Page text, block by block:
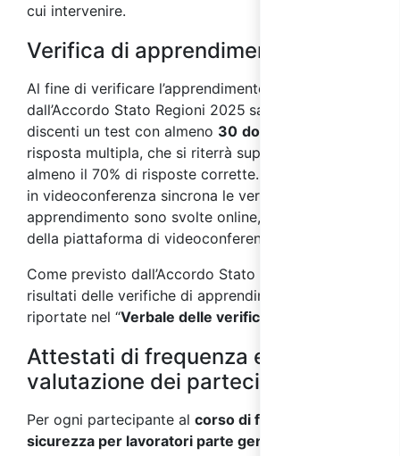
cui intervenire.
Verifica di apprendimento
Al fine di verificare l’apprendimento, come previsto
dall’Accordo Stato Regioni 2025 sarà sottoposto ai
discenti un test con almeno 30 domande
risposta multipla, che si riterrà superato con
almeno il 70% di risposte corrette. Nei corsi svolti
in videoconferenza sincrona le verifiche di
apprendimento sono svolte online, per mezzo
della piattaforma di videoconferenza.
Come previsto dall’Accordo Stato Regioni 2025, i
risultati delle verifiche di apprendimento saranno
riportate nel “Verbale delle verifiche finali
Attestati di frequenza e
valutazione dei partecipanti
Per ogni partecipante al corso di formazione sulla
sicurezza per lavoratori parte generale + parte